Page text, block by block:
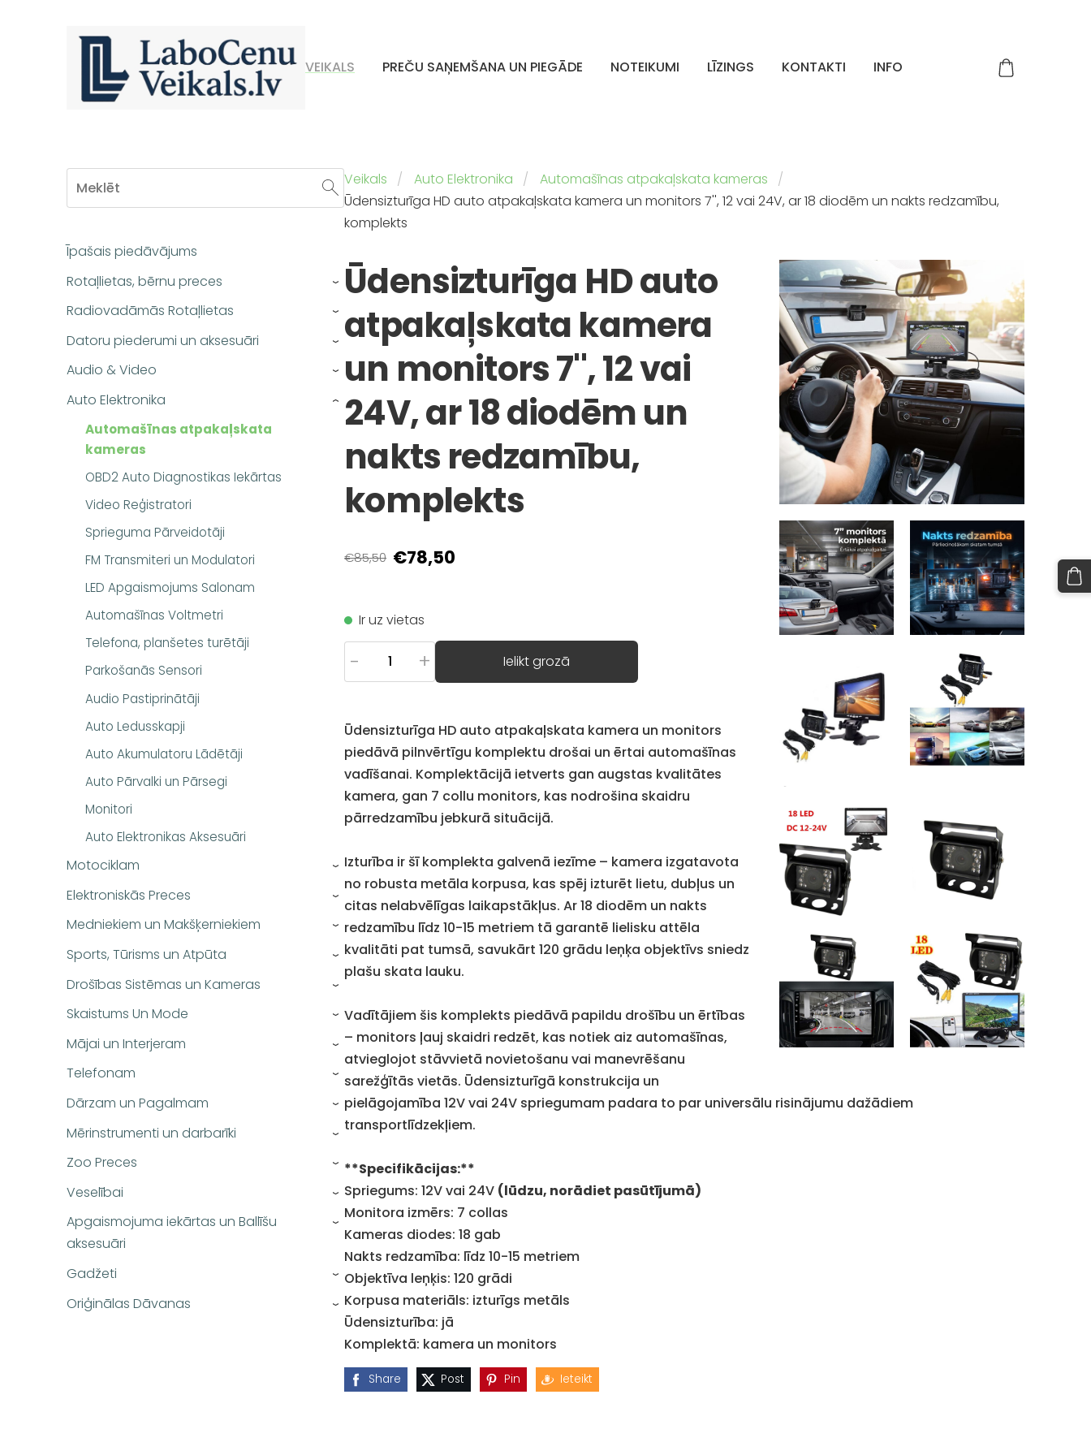
VEIKALS PREČU SAŅEMŠANA UN PIEGĀDE NOTEIKUMI LĪZINGS KONTAKTI INFO
Īpašais piedāvājums
Rotaļlietas, bērnu preces
›
Radiovadāmās Rotaļlietas ›
Datoru piederumi un aksesuāri ›
Audio & Video ›
Auto Elektronika
Automašīnas atpakaļskata
kameras
OBD2 Auto Diagnostikas Iekārtas
Video Reģistratori
Sprieguma Pārveidotāji
FM Transmiteri un Modulatori
LED Apgaismojums Salonam
Automašīnas Voltmetri
Telefona, planšetes turētāji
Parkošanās Sensori
Audio Pastiprinātāji
Auto Ledusskapji
Auto Akumulatoru Lādētāji
Auto Pārvalki un Pārsegi
Monitori
Auto Elektronikas Aksesuāri
›
Motociklam ›
Elektroniskās Preces ›
Medniekiem un Makšķerniekiem ›
Sports, Tūrisms un Atpūta ›
Drošības Sistēmas un Kameras ›
Skaistums Un Mode ›
Mājai un Interjeram ›
Telefonam ›
Dārzam un Pagalmam ›
Mērinstrumenti un darbarīki ›
Zoo Preces ›
Veselībai ›
Apgaismojuma iekārtas un Ballīšu
aksesuāri
›
Gadžeti ›
Oriģinālas Dāvanas ›
Veikals Auto Elektronika
Automašīnas atpakaļskata kameras
Ūdensizturīga HD auto atpakaļskata kamera un monitors 7'', 12 vai 24V, ar 18 diodēm un nakts redzamību,
komplekts
Ūdensizturīga HD auto
atpakaļskata kamera
un monitors 7'', 12 vai
24V, ar 18 diodēm un
nakts redzamību,
komplekts
€85,50 €78,50
Ir uz vietas
- + Ielikt grozā
Ūdensizturīga HD auto atpakaļskata kamera un monitors
piedāvā pilnvērtīgu komplektu drošai un ērtai automašīnas
vadīšanai. Komplektācijā ietverts gan augstas kvalitātes
kamera, gan 7 collu monitors, kas nodrošina skaidru
pārredzamību jebkurā situācijā.
Izturība ir šī komplekta galvenā iezīme – kamera izgatavota
no robusta metāla korpusa, kas spēj izturēt lietu, dubļus un
citas nelabvēlīgas laikapstākļus. Ar 18 diodēm un nakts
redzamību līdz 10-15 metriem tā garantē lielisku attēla
kvalitāti pat tumsā, savukārt 120 grādu leņķa objektīvs sniedz
plašu skata lauku.
Vadītājiem šis komplekts piedāvā papildu drošību un ērtības
– monitors ļauj skaidri redzēt, kas notiek aiz automašīnas,
atvieglojot stāvvietā novietošanu vai manevrēšanu
sarežģītās vietās. Ūdensizturīgā konstrukcija un
pielāgojamība 12V vai 24V spriegumam padara to par universālu risinājumu dažādiem
transportlīdzekļiem.
**Specifikācijas:**
Spriegums: 12V vai 24V (lūdzu, norādiet pasūtījumā)
Monitora izmērs: 7 collas
Kameras diodes: 18 gab
Nakts redzamība: līdz 10-15 metriem
Objektīva leņķis: 120 grādi
Korpusa materiāls: izturīgs metāls
Ūdensizturība: jā
Komplektā: kamera un monitors
Share Post Pin Ieteikt